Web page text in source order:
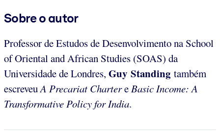
Sobre o autor
Professor de Estudos de Desenvolvimento na School
of Oriental and African Studies (SOAS) da
Universidade de Londres, Guy Standing também
escreveuA Precariat ChartereBasic Income: A
Transformative Policy for India.